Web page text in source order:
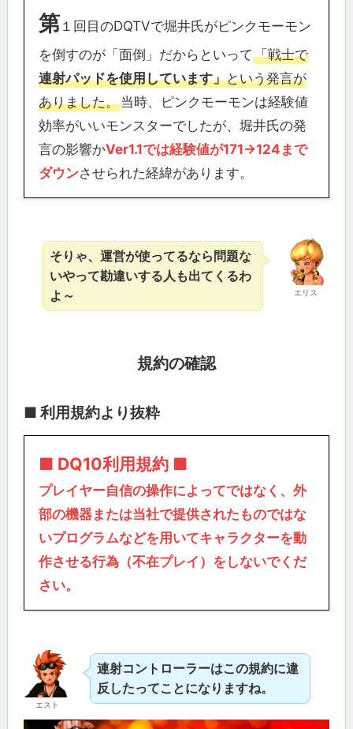
第 １回目のDQTVで堀井氏がピンクモーモン
を倒すのが「面倒」だからといって「戦士で
連射パッドを使用しています」という発言が
ありました。当時、ピンクモーモンは経験値
効率がいいモンスターでしたが、堀井氏の発
言の影響かVer1.1では経験値が171→124まで
ダウンさせられた経緯があります。
エリス
そりゃ、運営が使ってるなら問題な
いやって勘違いする人も出てくるわ
よ～
規約の確認
■ 利用規約より抜粋
■ DQ10利用規約 ■
プレイヤー自信の操作によってではなく、外
部の機器または当社で提供されたものではな
いプログラムなどを用いてキャラクターを動
作させる行為（不在プレイ）をしないでくだ
さい。
エスト
連射コントローラーはこの規約に違
反したってことになりますね。